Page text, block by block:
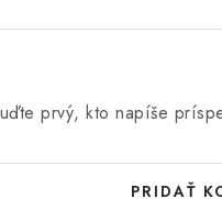
prvý, kto napíše
PRIDAŤ